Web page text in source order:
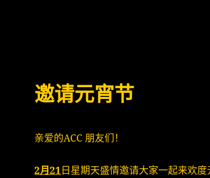
邀请元宵节
亲爱的ACC 朋友们！
2月21日星期天盛情邀请大家一起来欢度